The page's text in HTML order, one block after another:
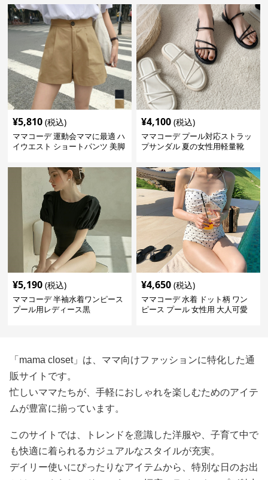
¥5,810 (税込)
ママコーデ 運動会ママに最適 ハ
イウエスト ショートパンツ 美脚
¥4,100 (税込)
ママコーデ プール対応ストラッ
プサンダル 夏の女性用軽量靴
¥5,190 (税込)
ママコーデ 半袖水着ワンピース
プール用レディース黒
¥4,650 (税込)
ママコーデ 水着 ドット柄 ワン
ピース プール 女性用 大人可愛
「mama closet」は、ママ向けファッションに特化した通
販サイトです。
忙しいママたちが、手軽におしゃれを楽しむためのアイテ
ムが豊富に揃っています。
このサイトでは、トレンドを意識した洋服や、子育て中で
も快適に着られるカジュアルなスタイルが充実。
デイリー使いにぴったりなアイテムから、特別な日のお出